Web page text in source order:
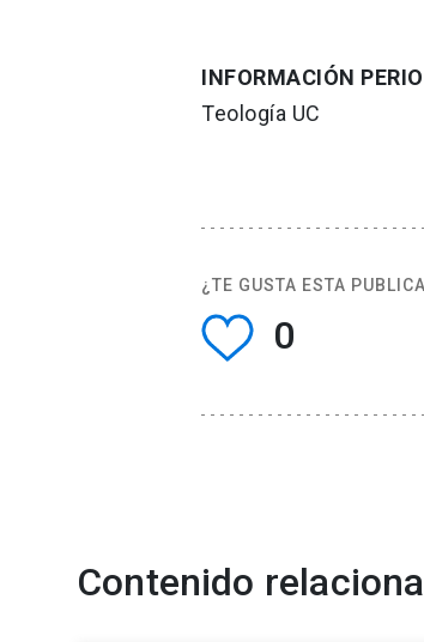
INFORMACIÓN
Teología UC
¿TE GUSTA ESTA
0
Contenido